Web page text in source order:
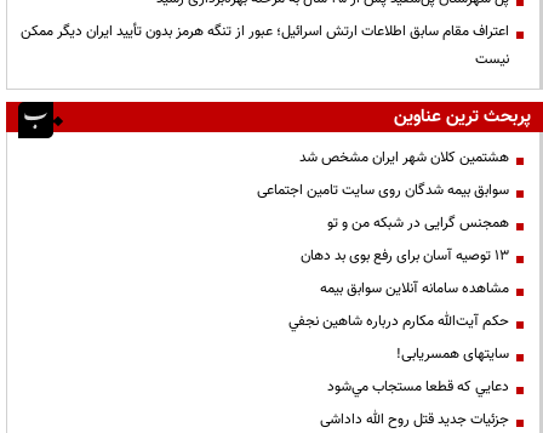
اعتراف مقام سابق اطلاعات ارتش اسرائیل؛ عبور از تنگه هرمز بدون تأیید ایران دیگر ممکن
نیست
پربحث ترین عناوین
هشتمین کلان شهر ایران مشخص شد
سوابق بیمه شدگان روی سایت تامین اجتماعی
همجنس گرایی در شبکه من و تو
13 توصیه آسان برای رفع بوی بد دهان
مشاهده سامانه آنلاين سوابق بیمه
حكم آيت‌الله مكارم درباره شاهين نجفي
سایتهای همسریابی!
دعايي كه قطعا مستجاب مي‌شود
جزئیات جدید قتل روح الله داداشی